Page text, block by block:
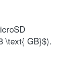
\text{ GB}$).